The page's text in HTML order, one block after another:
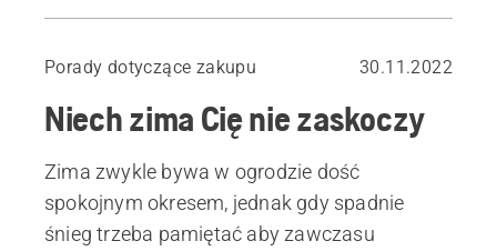
Porady dotyczące zakupu 30.11.2022
Niech zima Cię nie zaskoczy
Zima zwykle bywa w ogrodzie dość
spokojnym okresem, jednak gdy spadnie
śnieg trzeba pamiętać aby zawczasu